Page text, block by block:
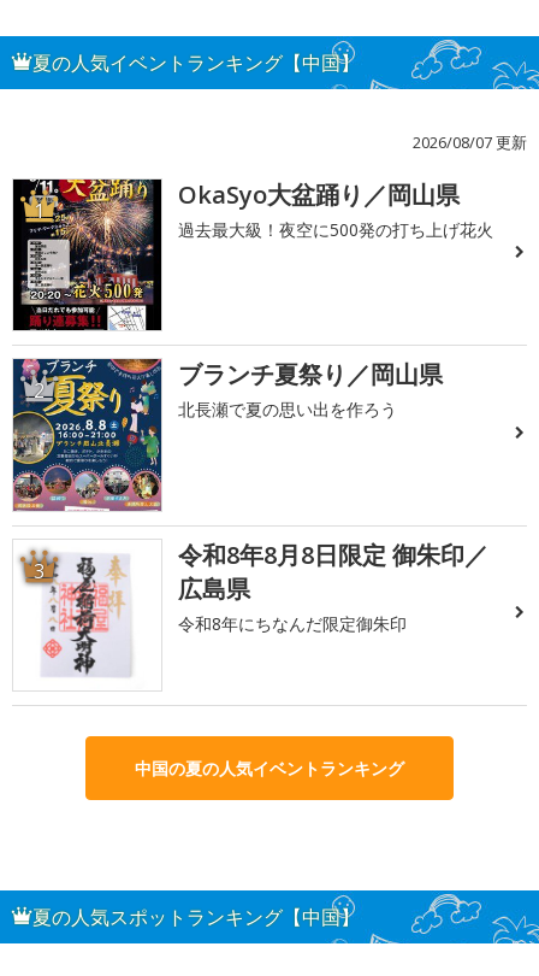
夏の人気イベントランキング【中国】
2026/08/07 更新
1 OkaSyo大盆踊り／岡山県
過去最大級！夜空に500発の打ち上げ花火
2 ブランチ夏祭り／岡山県
北長瀬で夏の思い出を作ろう
3
令和8年8月8日限定 御朱印／
広島県
令和8年にちなんだ限定御朱印
中国の夏の人気イベントランキング
夏の人気スポットランキング【中国】